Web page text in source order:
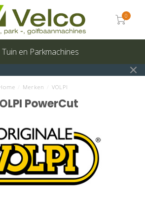
0
Onderhoud en reparatie
Merken VOLPI
PowerCut